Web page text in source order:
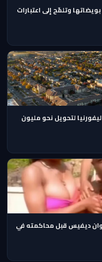
وتلمّح إلى اعتبارات
لتحويل نحو مليون
ديفيس قبل محاكمته في